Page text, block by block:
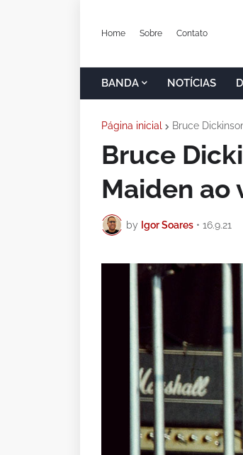
Home Sobre Contato
BANDA NOTÍCIAS
Página inicial Bruce
Bruce
Maiden ao
by Igor Soares • 16.9.21